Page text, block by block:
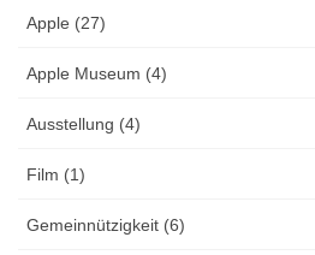
Apple (27)
Apple Museum (4)
Ausstellung (4)
Film (1)
Gemeinnützigkeit (6)